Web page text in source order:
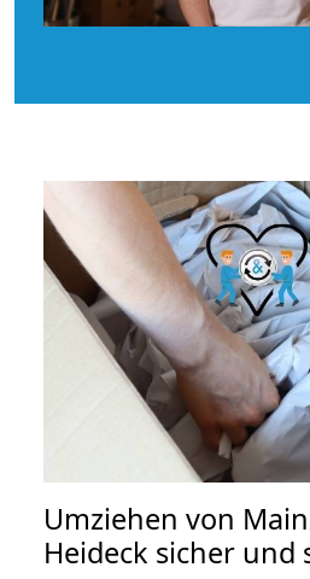
Umziehen von
Heideck sicher und